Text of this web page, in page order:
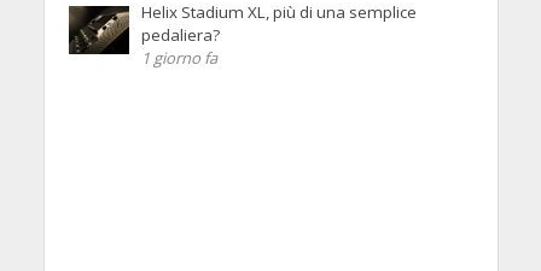
Helix Stadium XL, più di una semplice
pedaliera?
1 giorno fa